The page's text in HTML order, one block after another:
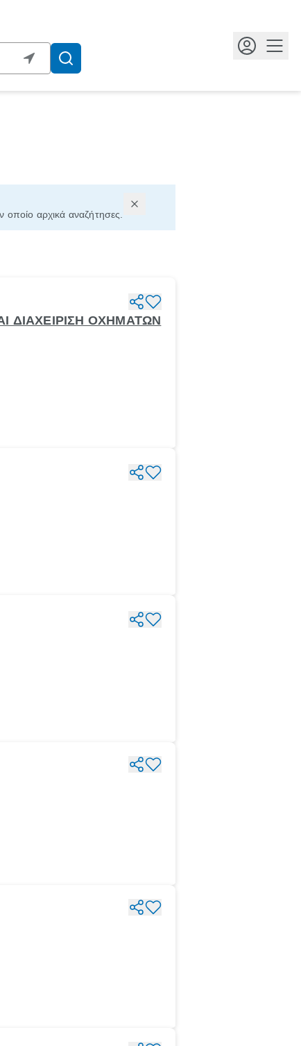
οποίο αρχικά αναζήτησες.
ΔΙΑΧΕΙΡΙΣΗ ΟΧΗΜΑΤΩΝ